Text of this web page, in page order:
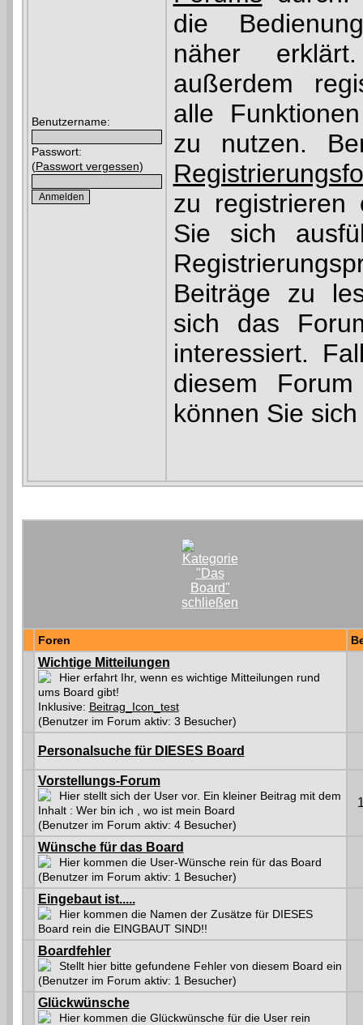
Benutzername:
Passwort:
(Passwort vergessen)
die
näher
außerdem
alle
zu nutzen.
zu
Sie sich
Beiträge zu
sich das
interessiert.
diesem
können Sie
Foren
Wichtige Mitteilungen
Hier erfahrt Ihr, wenn es wichtige Mitteilungen rund
ums Board gibt!
Inklusive: Beitrag_Icon_test
(Benutzer im Forum aktiv: 3 Besucher)
Personalsuche für DIESES Board
Vorstellungs-Forum
Hier stellt sich der User vor. Ein kleiner Beitrag mit dem
Inhalt : Wer bin ich , wo ist mein Board
(Benutzer im Forum aktiv: 4 Besucher)
Wünsche für das Board
Hier kommen die User-Wünsche rein für das Board
(Benutzer im Forum aktiv: 1 Besucher)
Eingebaut ist.....
Hier kommen die Namen der Zusätze für DIESES
Board rein die EINGBAUT SIND!!
Boardfehler
Stellt hier bitte gefundene Fehler von diesem Board ein
(Benutzer im Forum aktiv: 1 Besucher)
Glückwünsche
Hier kommen die Glückwünsche für die User rein